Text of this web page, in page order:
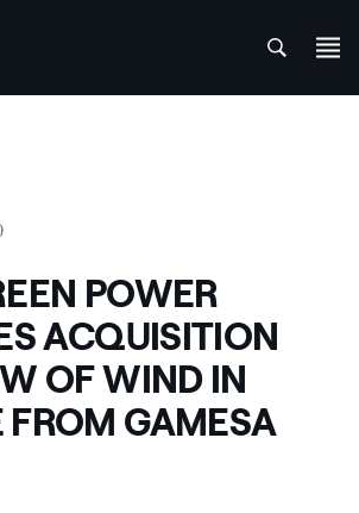
POWER
ACQUISITION
OF WIND IN
FROM GAMESA